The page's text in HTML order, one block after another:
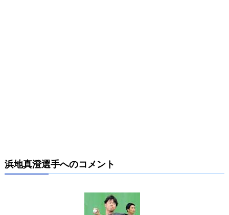
浜地真澄選手へのコメント